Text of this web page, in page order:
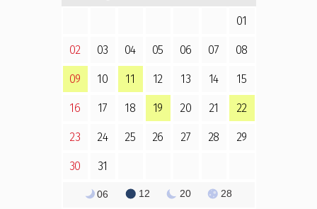
01
02 03 04 05 06 07 08
09 10 11 12 13 14 15
16 17 18 19 20 21 22
23 24 25 26 27 28 29
30 31
06 12 20 28